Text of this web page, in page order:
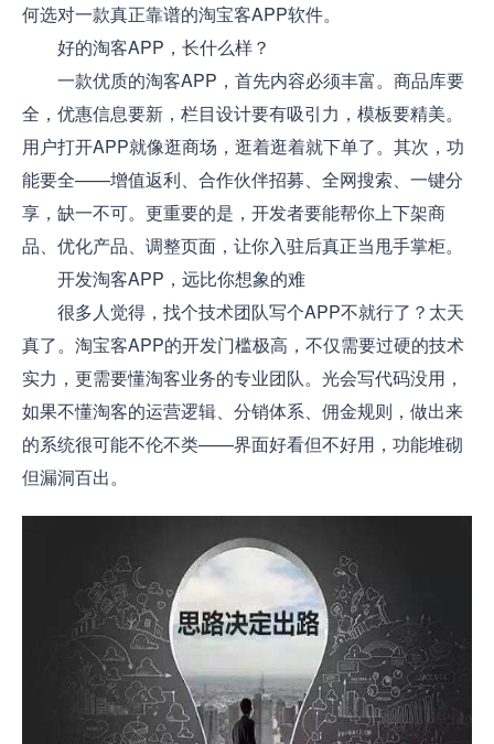
何选对一款真正靠谱的淘宝客APP软件。
好的淘客APP，长什么样？
一款优质的淘客APP，首先内容必须丰富。商品库要
全，优惠信息要新，栏目设计要有吸引力，模板要精美。
用户打开APP就像逛商场，逛着逛着就下单了。其次，功
能要全——增值返利、合作伙伴招募、全网搜索、一键分
享，缺一不可。更重要的是，开发者要能帮你上下架商
品、优化产品、调整页面，让你入驻后真正当甩手掌柜。
开发淘客APP，远比你想象的难
很多人觉得，找个技术团队写个APP不就行了？太天
真了。淘宝客APP的开发门槛极高，不仅需要过硬的技术
实力，更需要懂淘客业务的专业团队。光会写代码没用，
如果不懂淘客的运营逻辑、分销体系、佣金规则，做出来
的系统很可能不伦不类——界面好看但不好用，功能堆砌
但漏洞百出。